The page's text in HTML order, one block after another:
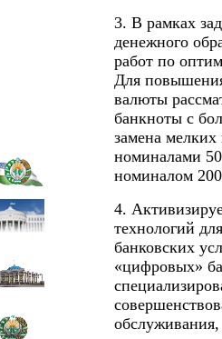
3. В рамках
денежного
работ по
Для
валюты
банкноты с
замена
номиналами
номиналом
4.
технологий
банковских
«цифровых»